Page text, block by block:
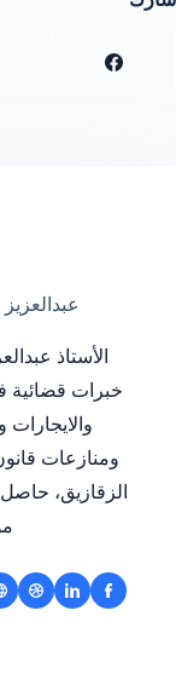
الأستاذ
خبرات قضائية
ومنازعات